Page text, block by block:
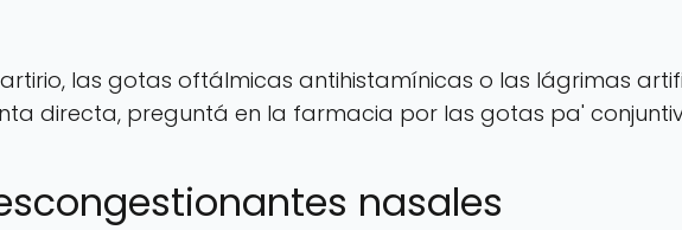
las gotas oftálmicas antihistamínicas o las lágrimas
directa, preguntá en la farmacia por las gotas pa'
nasales